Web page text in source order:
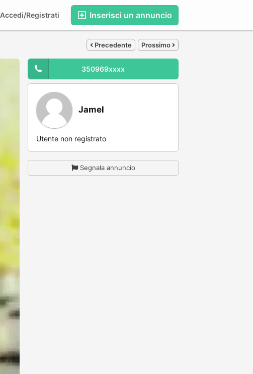
Inserisci un annuncio
Accedi/Registrati
Precedente Prossimo
350969xxxx
Jamel
Utente non registrato
Segnala annuncio